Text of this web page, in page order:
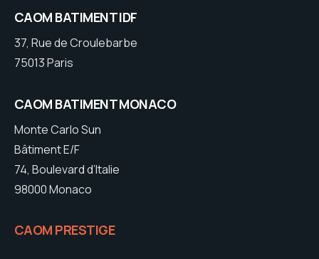
CAOM BATIMENT IDF
37, Rue de Croulebarbe
75013 Paris
CAOM BATIMENT MONACO
Monte Carlo Sun
Bâtiment E/F
74, Boulevard d’Italie
98000 Monaco
CAOM PRESTIGE